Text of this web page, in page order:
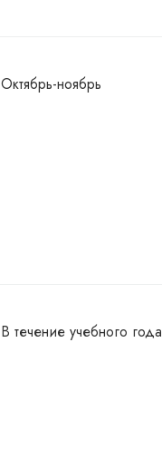
Октябрь-ноябрь
В течение учебного года